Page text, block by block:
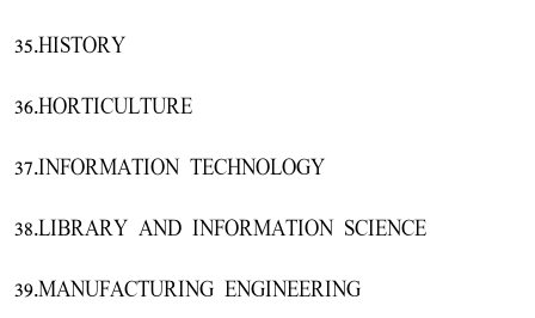
35.HISTORY
36.HORTICULTURE
37.INFORMATION TECHNOLOGY
38.LIBRARY AND INFORMATION SCIENCE
39.MANUFACTURING ENGINEERING